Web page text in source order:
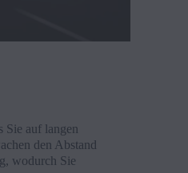
Sie auf langen
den Abstand
wodurch Sie